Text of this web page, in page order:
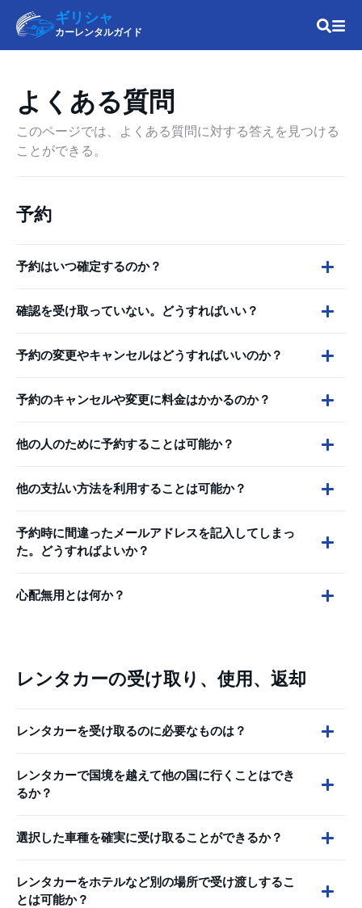
ギリシャ
カーレンタルガイド
よくある質問
このページでは、よくある質問に対する答えを見つける
ことができる。
予約
予約はいつ確定するのか？
確認を受け取っていない。どうすればいい？
予約の変更やキャンセルはどうすればいいのか？
予約のキャンセルや変更に料金はかかるのか？
他の人のために予約することは可能か？
他の支払い方法を利用することは可能か？
予約時に間違ったメールアドレスを記入してしまっ
た。どうすればよいか？
心配無用とは何か？
レンタカーの受け取り、使用、返却
レンタカーを受け取るのに必要なものは？
レンタカーで国境を越えて他の国に行くことはでき
るか？
選択した車種を確実に受け取ることができるか？
レンタカーをホテルなど別の場所で受け渡しするこ
とは可能か？